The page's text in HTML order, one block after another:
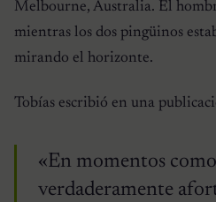
Melbourne, Australia. El
mientras los dos pingüinos
mirando el horizonte.
Tobías escribió en una
«En momentos como
verdaderamente